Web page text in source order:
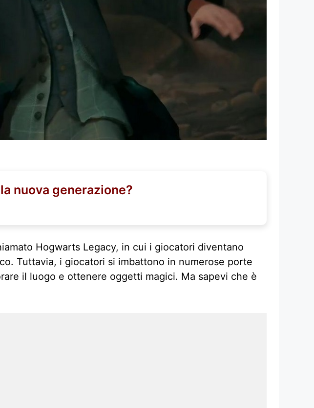
nuova generazione?
Hogwarts Legacy, in cui i giocatori diventano
Tuttavia, i giocatori si imbattono in numerose porte
il luogo e ottenere oggetti magici. Ma sapevi che è